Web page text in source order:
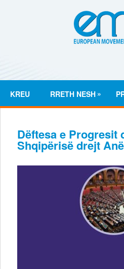
KREU RRETH NESH »
Dëftesa e Progresit
Shqipërisë drejt